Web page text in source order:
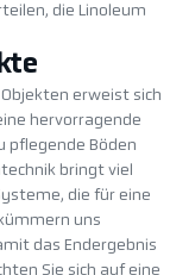
die Linoleum
erweist sich
hervorragende
pflegende Böden
bringt viel
die für eine
uns
das Endergebnis
Sie sich auf eine